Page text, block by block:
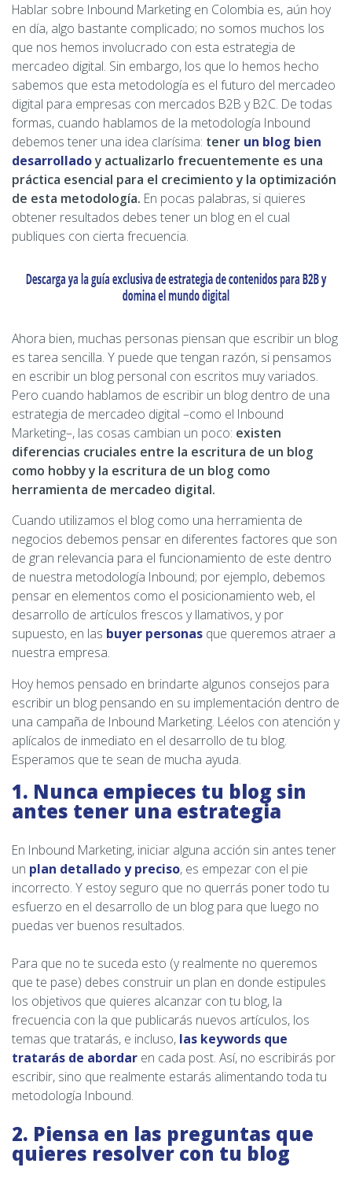
Hablar sobre Inbound Marketing en Colombia es, aún hoy
en día, algo bastante complicado; no somos muchos los
que nos hemos involucrado con esta estrategia de
mercadeo digital. Sin embargo, los que lo hemos hecho
sabemos que esta metodología es el futuro del mercadeo
digital para empresas con mercados B2B y B2C. De todas
formas, cuando hablamos de la metodología Inbound
debemos tener una idea clarísima: tener un blog bien
desarrolladoy actualizarlo frecuentemente es una
práctica esencial para el crecimiento y la optimización
de esta metodología. En pocas palabras, si quieres
obtener resultados debes tener un blog en el cual
publiques con cierta frecuencia.
Ahora bien, muchas personas piensan que escribir un blog
es tarea sencilla. Y puede que tengan razón, si pensamos
en escribir un blog personal con escritos muy variados.
Pero cuando hablamos de escribir un blog dentro de una
estrategia de mercadeo digital –como el Inbound
Marketing–, las cosas cambian un poco: existen
diferencias cruciales entre la escritura de un blog
como hobby y la escritura de un blog como
herramienta de mercadeo digital.
Cuando utilizamos el blog como una herramienta de
negocios debemos pensar en diferentes factores que son
de gran relevancia para el funcionamiento de este dentro
de nuestra metodología Inbound; por ejemplo, debemos
pensar en elementos como el posicionamiento web, el
desarrollo de artículos frescos y llamativos, y por
supuesto, en las buyer personas que queremos atraer a
nuestra empresa.
Hoy hemos pensado en brindarte algunos consejos para
escribir un blog pensando en su implementación dentro de
una campaña de Inbound Marketing. Léelos con atención y
aplícalos de inmediato en el desarrollo de tu blog.
Esperamos que te sean de mucha ayuda.
1. Nunca empieces tu blog sin
antes tener una estrategia
En Inbound Marketing, iniciar alguna acción sin antes tener
un plan detallado y preciso, es empezar con el pie
incorrecto. Y estoy seguro que no querrás poner todo tu
esfuerzo en el desarrollo de un blog para que luego no
puedas ver buenos resultados.
Para que no te suceda esto (y realmente no queremos
que te pase) debes construir un plan en donde estipules
los objetivos que quieres alcanzar con tu blog, la
frecuencia con la que publicarás nuevos artículos, los
temas que tratarás, e incluso, las keywords que
tratarás de abordar en cada post. Así, no escribirás por
escribir, sino que realmente estarás alimentando toda tu
metodología Inbound.
2. Piensa en las preguntas que
quieres resolver con tu blog